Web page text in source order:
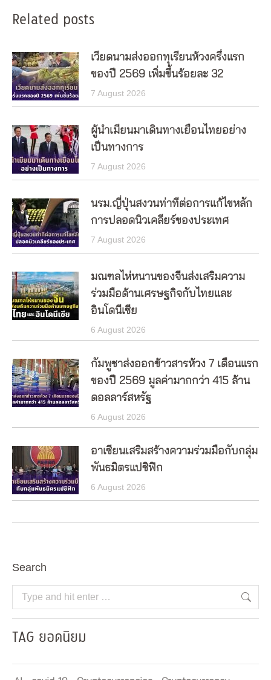
Related posts
เวียดนามส่งออกทุเรียนห้วงครึ่งแรก
ของปี 2569 เพิ่มขึ้นร้อยละ 32
7 August 2026
ผู้นำเมียนมาเดินทางเยือนไทยอย่าง
เป็นทางการ
7 August 2026
นรม.ญี่ปุ่นสงวนท่าทีต่อการแก้ไขหลัก
การปลอดนิวเคลียร์ของประเทศ
7 August 2026
มณฑลไห่หนานของจีนส่งเสริมความ
ร่วมมือด้านเศรษฐกิจกับไทยและ
อินโดนีเซีย
6 August 2026
กัมพูชาส่งออกข้าวสารห้วง 7 เดือนแรก
ของปี 2569 มูลค่ามากกว่า 415 ล้าน
ดอลลาร์สหรัฐ
6 August 2026
อาเซียนเสริมสร้างความร่วมมือกับกลุ่ม
พันธมิตรแปซิฟิก
6 August 2026
Search
Search:
TAG ยอดนิยม